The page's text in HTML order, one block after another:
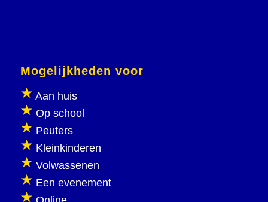
Mogelijkheden voor
Aan huis
Op school
Peuters
Kleinkinderen
Volwassenen
Een evenement